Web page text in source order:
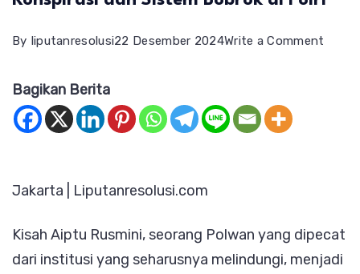
By liputanresolusi22 Desember 2024Write a Comment
Bagikan Berita
Jakarta | Liputanresolusi.com
Kisah Aiptu Rusmini, seorang Polwan yang dipecat
dari institusi yang seharusnya melindungi, menjadi